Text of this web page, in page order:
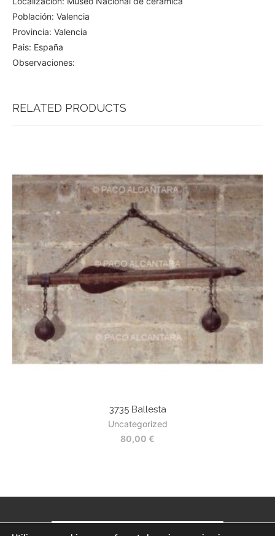
Población: Valencia
Provincia: Valencia
Pais: España
Observaciones:
RELATED PRODUCTS
3735 Ballesta
Uncategorized
80,00 €